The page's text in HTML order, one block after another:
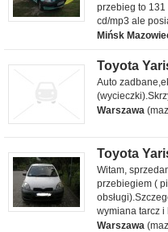
przebieg to
cd/mp3 ale
Mińsk
Toyota
Auto
Warszawa
Toyota Yaris
Base +
klimatyzacja
2004 1 l
Toyota
Witam,
przebiegiem (
wymiana tarcz
Warszawa